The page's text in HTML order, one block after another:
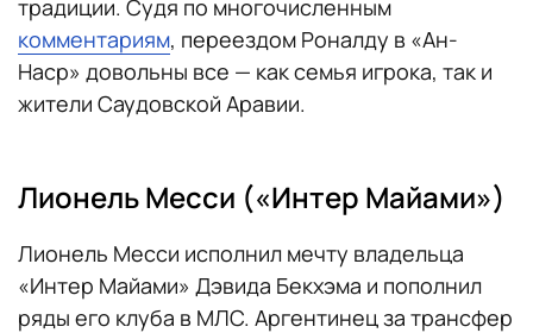
традиции. Судя по многочисленным
комментариям, переездом Роналду в «Ан-
Наср» довольны все — как семья игрока, так и
жители Саудовской Аравии.
Лионель Месси («Интер Майами»)
Лионель Месси исполнил мечту владельца
«Интер Майами» Дэвида Бекхэма и пополнил
ряды его клуба в МЛС. Аргентинец за трансфер